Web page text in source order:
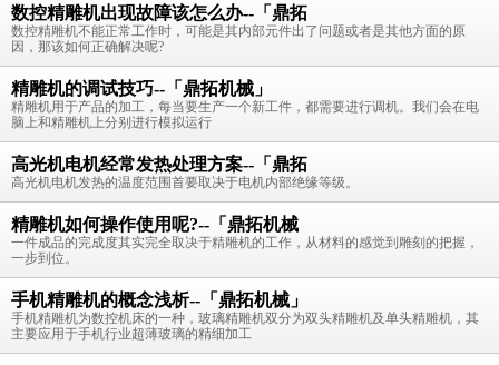
数控精雕机出现故障该怎么办--「鼎拓
数控精雕机不能正常工作时，可能是其内部元件出了问题或者是其他方面的原
因，那该如何正确解决呢?
精雕机的调试技巧--「鼎拓机械」
精雕机用于产品的加工，每当要生产一个新工件，都需要进行调机。我们会在电
脑上和精雕机上分别进行模拟运行
高光机电机经常发热处理方案--「鼎拓
高光机电机发热的温度范围首要取决于电机内部绝缘等级。
精雕机如何操作使用呢?--「鼎拓机械
一件成品的完成度其实完全取决于精雕机的工作，从材料的感觉到雕刻的把握，
一步到位。
手机精雕机的概念浅析--「鼎拓机械」
手机精雕机为数控机床的一种，玻璃精雕机双分为双头精雕机及单头精雕机，其
主要应用于手机行业超薄玻璃的精细加工